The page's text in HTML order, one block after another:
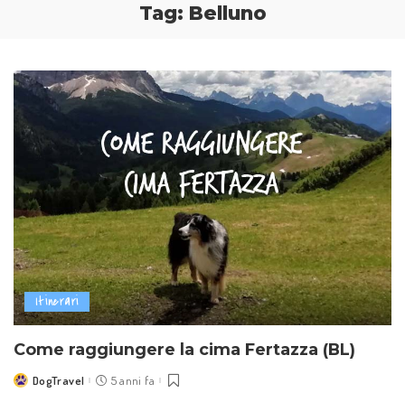
Tag: Belluno
Itinerari
Come raggiungere la cima Fertazza (BL)
PostedDogTravel 5 anni fa